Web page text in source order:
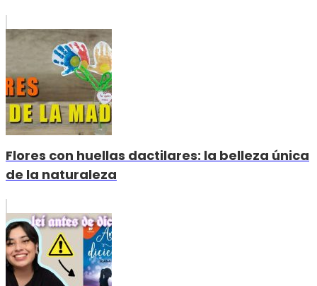
Flores con huellas dactilares: la belleza única
de la naturaleza